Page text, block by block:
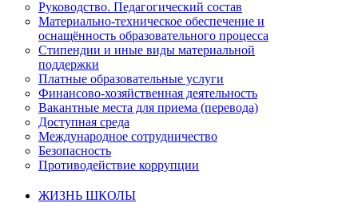
Руководство. Педагогический состав
Материально-техническое обеспечение и
оснащённость образовательного процесса
Стипендии и иные виды материальной
поддержки
Платные образовательные услуги
Финансово-хозяйственная деятельность
Вакантные места для приема (перевода)
Доступная среда
Международное сотрудничество
Безопасность
Противодействие коррупции
ЖИЗНЬ ШКОЛЫ